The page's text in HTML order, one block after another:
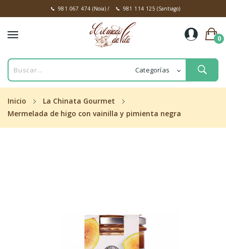
981 067 474 (Noia)/ 981 114 125 (Santiago)
0
Inicio
La Chinata Gourmet
Mermelada de higo con vainilla y pimienta negra